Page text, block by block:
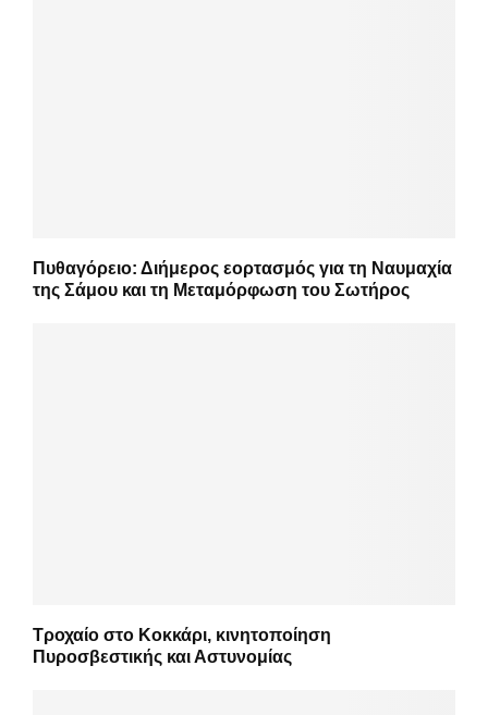
Πυθαγόρειο: Διήμερος εορτασμός για τη Ναυμαχία
της Σάμου και τη Μεταμόρφωση του Σωτήρος
Τροχαίο στο Κοκκάρι, κινητοποίηση
Πυροσβεστικής και Αστυνομίας